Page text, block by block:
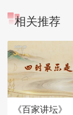
相关推荐
《百家讲坛》